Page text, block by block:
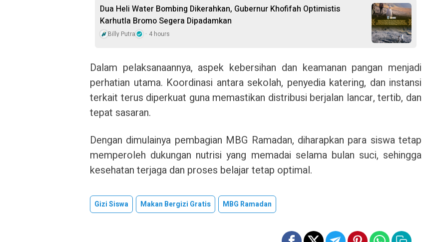
Dua Heli Water Bombing Dikerahkan, Gubernur Khofifah Optimistis
Karhutla Bromo Segera Dipadamkan
Billy Putra 4 hours
Dalam pelaksanaannya, aspek kebersihan dan keamanan pangan menjadi
perhatian utama. Koordinasi antara sekolah, penyedia katering, dan instansi
terkait terus diperkuat guna memastikan distribusi berjalan lancar, tertib, dan
tepat sasaran.
Dengan dimulainya pembagian MBG Ramadan, diharapkan para siswa tetap
memperoleh dukungan nutrisi yang memadai selama bulan suci, sehingga
kesehatan terjaga dan proses belajar tetap optimal.
Gizi Siswa Makan Bergizi Gratis MBG Ramadan